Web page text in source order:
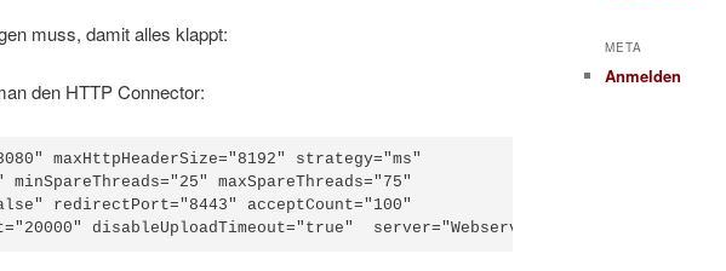
muss, damit alles klappt:
den HTTP Connector:
maxHttpHeaderSize="8192" strategy="ms"
minSpareThreads="25" maxSpareThreads="75"
redirectPort="8443" acceptCount="100"
disableUploadTimeout="true"  server="Webserver"/>
META
Anmelden